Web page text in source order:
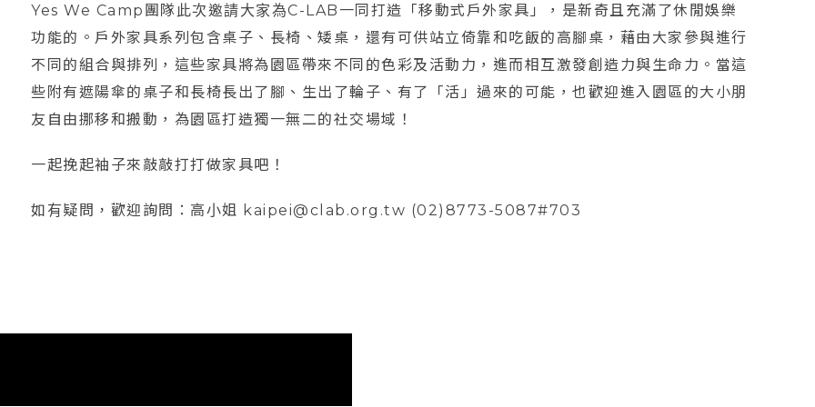
Yes We Camp團隊此次邀請大家為C-LAB一同打造「移動式戶外家具」，是新奇且充滿了休閒娛樂
功能的。戶外家具系列包含桌子、長椅、矮桌，還有可供站立倚靠和吃飯的高腳桌，藉由大家參與進行
不同的組合與排列，這些家具將為園區帶來不同的色彩及活動力，進而相互激發創造力與生命力。當這
些附有遮陽傘的桌子和長椅長出了腳、生出了輪子、有了「活」過來的可能，也歡迎進入園區的大小朋
友自由挪移和搬動，為園區打造獨一無二的社交場域！
一起挽起袖子來敲敲打打做家具吧！
如有疑問，歡迎詢問：高小姐 kaipei@clab.org.tw (02)8773-5087#703